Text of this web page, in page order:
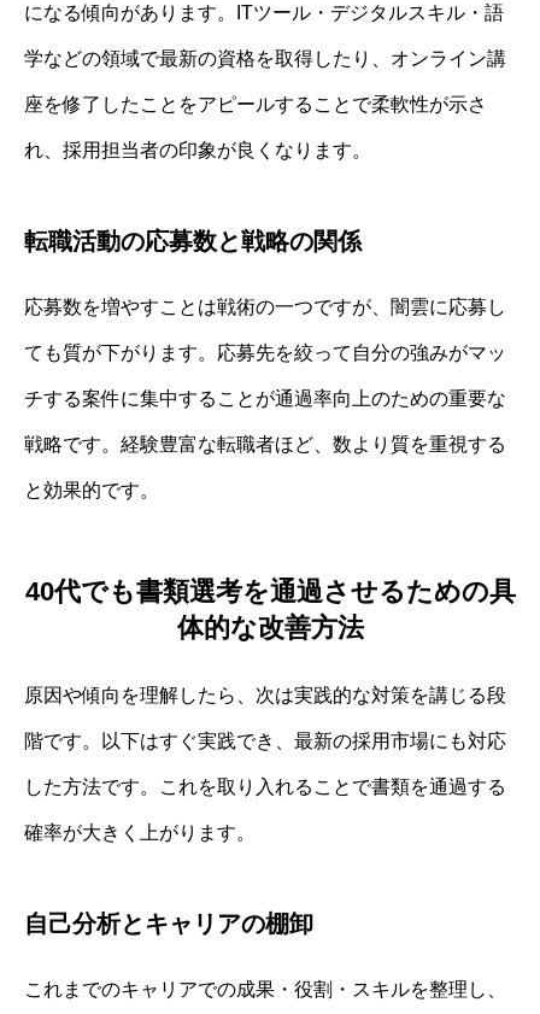
になる傾向があります。ITツール・デジタルスキル・語
学などの領域で最新の資格を取得したり、オンライン講
座を修了したことをアピールすることで柔軟性が示さ
れ、採用担当者の印象が良くなります。
転職活動の応募数と戦略の関係
応募数を増やすことは戦術の一つですが、闇雲に応募し
ても質が下がります。応募先を絞って自分の強みがマッ
チする案件に集中することが通過率向上のための重要な
戦略です。経験豊富な転職者ほど、数より質を重視する
と効果的です。
40代でも書類選考を通過させるための具
体的な改善方法
原因や傾向を理解したら、次は実践的な対策を講じる段
階です。以下はすぐ実践でき、最新の採用市場にも対応
した方法です。これを取り入れることで書類を通過する
確率が大きく上がります。
自己分析とキャリアの棚卸
これまでのキャリアでの成果・役割・スキルを整理し、